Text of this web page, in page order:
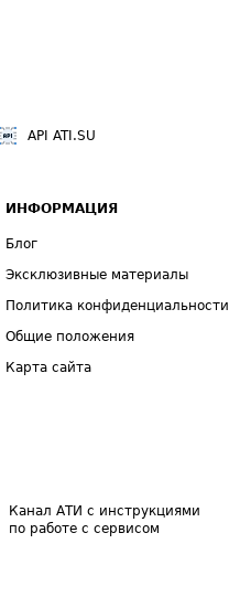
API ATI.SU
ИНФОРМАЦИЯ
Блог
Эксклюзивные материалы
Политика конфиденциальности
Общие положения
Карта сайта
Канал АТИ с инструкциями
по работе с сервисом